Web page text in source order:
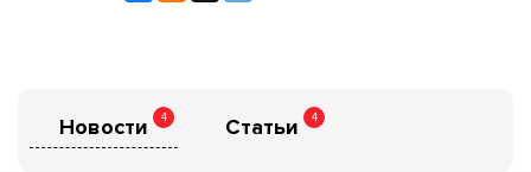
Новости 4 Статьи 4